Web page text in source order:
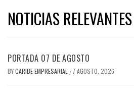
NOTICIAS RELEVANTES
PORTADA 07 DE AGOSTO
BYCARIBE EMPRESARIAL / 7 AGOSTO, 2026